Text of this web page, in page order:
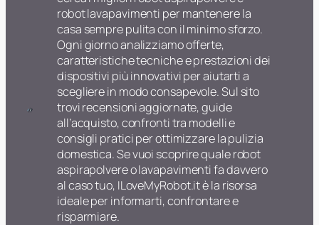
robot lavapavimenti per mantenere la
casa sempre pulita con il minimo sforzo.
Ogni giorno analizziamo offerte,
caratteristiche tecniche e prestazioni dei
dispositivi più innovativi per aiutarti a
scegliere in modo consapevole. Sul sito
trovi recensioni aggiornate, guide
all’acquisto, confronti tra modelli e
consigli pratici per ottimizzare la pulizia
domestica. Se vuoi scoprire quale robot
aspirapolvere o lavapavimenti fa davvero
al caso tuo, ILoveMyRobot.it è la risorsa
ideale per informarti, confrontare e
risparmiare.